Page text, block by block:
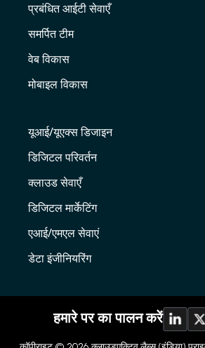
प्रबंधित आईटी सेवाएँ
समर्पित टीम
वेब विकास
मोबाइल विकास
यूआई/यूएक्स डिजाइन
डिजिटल परिवर्तन
क्लाउड सेवाएँ
डिजिटल मार्केटिंग
एआई/एमएल सेवाएं
डेटा इंजीनियरिंग
हमारे पर का पालन करें